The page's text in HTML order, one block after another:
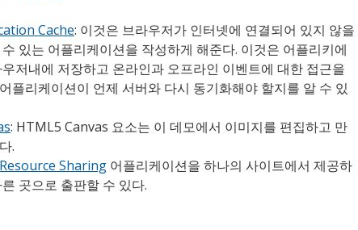
Cache: 이것은 브라우저가 인터넷에 연결되어 있지 않을
있는 어플리케이션을 작성하게 해준다. 이것은 어플리키에
저내에 저장하고 온라인과 오프라인 이벤트에 대한 접근을
플리케이션이 언제 서버와 다시 동기화해야 할지를 알 수 있
: HTML5 Canvas 요소는 이 데모에서 이미지를 편집하고 만
.
Sharing 어플리케이션을 하나의 사이트에서 제공하
곳으로 출판할 수 있다.